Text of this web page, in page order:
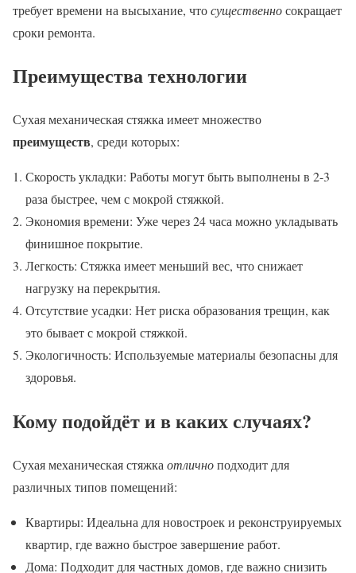
требует времени на высыхание, чтосущественносокращает
сроки ремонта.
Преимущества технологии
Сухая механическая стяжка имеет множество
преимуществ, среди которых:
Скорость укладки: Работы могут быть выполнены в 2-3
раза быстрее, чем с мокрой стяжкой.
Экономия времени: Уже через 24 часа можно укладывать
финишное покрытие.
Легкость: Стяжка имеет меньший вес, что снижает
нагрузку на перекрытия.
Отсутствие усадки: Нет риска образования трещин, как
это бывает с мокрой стяжкой.
Экологичность: Используемые материалы безопасны для
здоровья.
Кому подойдёт и в каких случаях?
Сухая механическая стяжка отличноподходит для
различных типов помещений:
Квартиры: Идеальна для новостроек и реконструируемых
квартир, где важно быстрое завершение работ.
Дома: Подходит для частных домов, где важно снизить